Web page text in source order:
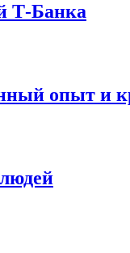
Т-Банка
опыт и